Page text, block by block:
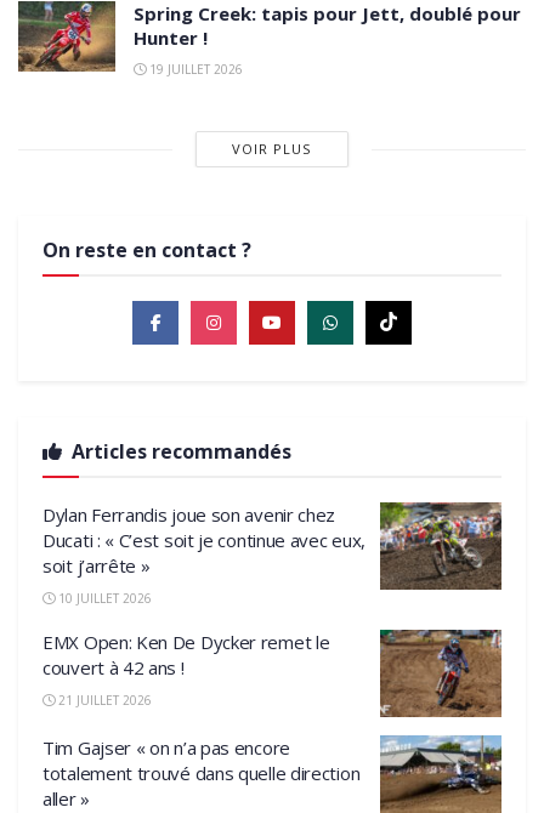
Spring Creek: tapis pour Jett, doublé pour
Hunter !
19 JUILLET 2026
VOIR PLUS
On reste en contact ?
Articles recommandés
Dylan Ferrandis joue son avenir chez
Ducati : « C’est soit je continue avec eux,
soit j’arrête »
10 JUILLET 2026
EMX Open: Ken De Dycker remet le
couvert à 42 ans !
21 JUILLET 2026
Tim Gajser « on n’a pas encore
totalement trouvé dans quelle direction
aller »